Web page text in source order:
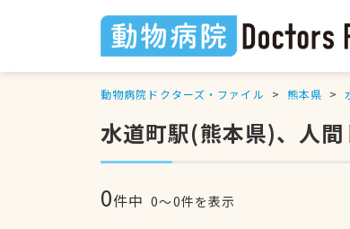
動物病院ドクターズ・ファイル 熊本県
水道町駅(熊本県)、人
0件中 0〜0件を表示